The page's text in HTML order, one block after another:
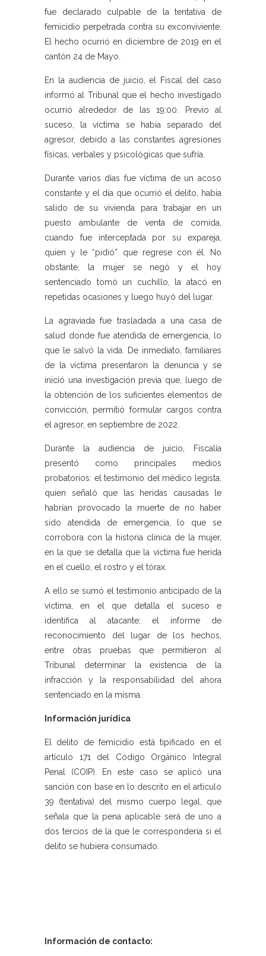
fue declarado culpable de la tentativa de
femicidio perpetrada contra su exconviviente.
El hecho ocurrió en diciembre de 2019 en el
cantón 24 de Mayo.
En la audiencia de juicio, el Fiscal del caso
informó al Tribunal que el hecho investigado
ocurrió alrededor de las 19:00. Previo al
suceso, la víctima se había separado del
agresor, debido a las constantes agresiones
físicas, verbales y psicológicas que sufría.
Durante varios días fue víctima de un acoso
constante y el día que ocurrió el delito, había
salido de su vivienda para trabajar en un
puesto ambulante de venta de comida,
cuando fue interceptada por su expareja,
quien y le “pidió” que regrese con él. No
obstante, la mujer se negó y el hoy
sentenciado tomó un cuchillo, la atacó en
repetidas ocasiones y luego huyó del lugar.
La agraviada fue trasladada a una casa de
salud donde fue atendida de emergencia, lo
que le salvó la vida. De inmediato, familiares
de la víctima presentaron la denuncia y se
inició una investigación previa que, luego de
la obtención de los suficientes elementos de
convicción, permitió formular cargos contra
el agresor, en septiembre de 2022.
Durante la audiencia de juicio, Fiscalía
presentó como principales medios
probatorios: el testimonio del médico legista,
quien señaló que las heridas causadas le
habrían provocado la muerte de no haber
sido atendida de emergencia, lo que se
corrobora con la historia clínica de la mujer,
en la que se detalla que la víctima fue herida
en el cuello, el rostro y el tórax.
A ello se sumó el testimonio anticipado de la
víctima, en el que detalla el suceso e
identifica al atacante; el informe de
reconocimiento del lugar de los hechos,
entre otras pruebas que permitieron al
Tribunal determinar la existencia de la
infracción y la responsabilidad del ahora
sentenciado en la misma.
Información jurídica
El delito de femicidio está tipificado en el
artículo 171 del Código Orgánico Integral
Penal (COIP). En este caso se aplicó una
sanción con base en lo descrito en el artículo
39 (tentativa) del mismo cuerpo legal, que
señala que la pena aplicable será de uno a
dos tercios de la que le correspondería si el
delito se hubiera consumado.
Información de contacto: